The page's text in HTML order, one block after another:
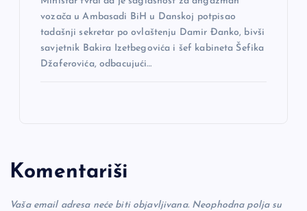
vozača u Ambasadi BiH u Danskoj potpisao
tadašnji sekretar po ovlaštenju Damir Đanko, bivši
savjetnik Bakira Izetbegovića i šef kabineta Šefika
Džaferovića, odbacujući…
Komentariši
Vaša email adresa neće biti objavljivana. Neophodna polja su